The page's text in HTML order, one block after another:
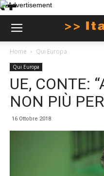
Home Qui Europa
Qui Europa
UE, CONTE:
NON PIÙ
16 Ottobre 2018